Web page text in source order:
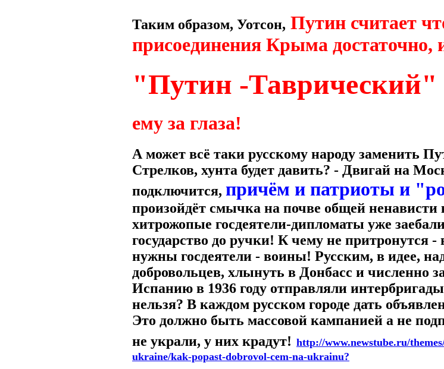
Таким образом, Уотсон, Путин считает
присоединения Крыма достаточно,
"Путин -Таврический"
ему за глаза!
А может всё таки русскому народу заменить
Стрелков, хунта будет давить? - Двигай на
подключится, причём и патриоты и
произойдёт смычка на почве общей ненависти
хитрожопые госдеятели-дипломаты уже
государство до ручки! К чему не притронутся -
нужны госдеятели - воины! Русским, в идее,
добровольцев, хлынуть в Донбасс и численно
Испанию в 1936 году отправляли
нельзя? В каждом русском городе дать
Это должно быть массовой кампанией а не
не украли, у них крадут! http://www.newstube.ru/
ukraine/kak-popast-dobrovol-cem-na-ukrainu?